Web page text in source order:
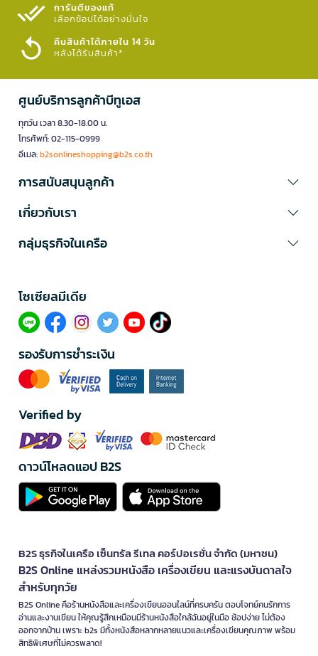
การันตีของแท้
เลือกช้อปได้อย่างมั่นใจ​
คืนสินค้าได้ภายใน 14 วัน
หลังได้รับสินค้า*
ศูนย์บริการลูกค้าบีทูเอส
ทุกวัน เวลา 8.30-18.00 น.
โทรศัพท์: 02-115-0999
อีเมล:b2sonlineshopping@b2s.co.th
การสนับสนุนลูกค้า
เกี่ยวกับเรา
กลุ่มธุรกิจในเครือ
โซเซียลมีเดีย​
รองรับการชำระเงิน
Verified by
ดาวน์โหลดแอป B2S
B2S ธุรกิจในเครือ เซ็นทรัล รีเทล คอร์ปอเรชั่น จำกัด (มหาชน)
B2S Online แหล่งรวมหนังสือ เครื่องเขียน และแรงบันดาลใจ
สำหรับทุกวัย
B2S Online คือร้านหนังสือและเครื่องเขียนออนไลน์ที่ครบครัน ตอบโจทย์คนรักการ
อ่านและงานเขียน ให้คุณรู้สึกเหมือนมีร้านหนังสือใกล้ฉันอยู่ในมือ ช้อปง่าย ไม่ต้อง
ออกจากบ้าน เพราะ b2s มีทั้งหนังสือหลากหลายแนวและเครื่องเขียนคุณภาพ พร้อม
สิทธิพิเศษที่ไม่ควรพลาด!